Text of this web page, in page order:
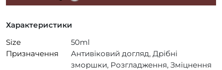
Характеристики
Size
50ml
Призначення
Антивіковий догляд, Дрібні
зморшки, Розгладження, Зміцнення